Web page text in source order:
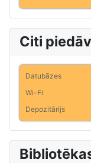
Citi
Datubāzes
Wi-Fi
Depozitārijs